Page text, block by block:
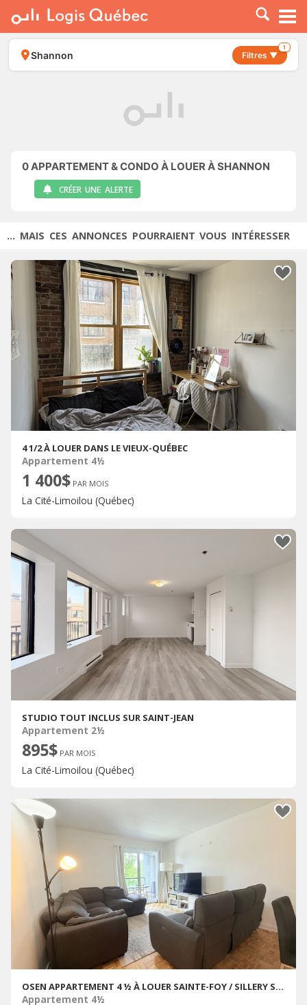
À LOUER
À VENDRE
PLACER UNE ANNONCE
Shannon Filtres ▼
1
0APPARTEMENT & CONDO À LOUER À SHANNON
CRÉER UNE ALERTE
... MAIS CES ANNONCES POURRAIENT VOUS INTÉRESSER
4 1/2 À LOUER DANS LE VIEUX-QUÉBEC
Appartement 4½
1 400$ PAR MOIS
La Cité-Limoilou (Québec)
STUDIO TOUT INCLUS SUR SAINT-JEAN
Appartement 2½
895$ PAR MOIS
La Cité-Limoilou (Québec)
OSEN APPARTEMENT 4 ½ À LOUER SAINTE-FOY / SILLERY SEPTEMBRE 2026
Appartement 4½